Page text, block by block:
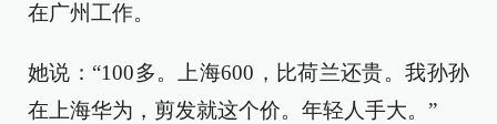
在广州工作。
她说：“100多。上海600，比荷兰还贵。我孙孙
在上海华为，剪发就这个价。年轻人手大。”